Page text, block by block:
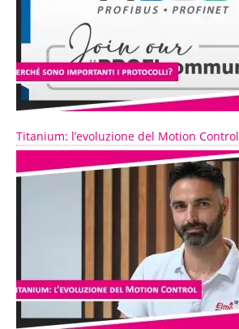
Titanium: l’evoluzione del Motion Control